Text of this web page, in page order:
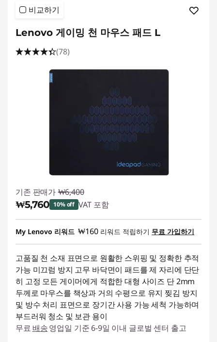
비교하기
Lenovo 게이밍 천 마우스 패드 L
(78)
기존 판매가 ₩6,400
₩5,760 10% off VAT 포함
즉시 할인: :-₩640
My Lenovo 리워드 ₩160 리워드 적립하기 무료 가입하기
고품질 천 소재 표면으로 원활한 스위핑 및 정확한 추적
가능 미끄럼 방지 고무 바닥면이 패드를 제 자리에 단단
히 고정 모든 게이머에게 적합한 대형 사이즈 단 2mm
두께로 마우스를 책상과 거의 수평으로 유지 찢김 방지
및 방수 처리 표면으로 장기간 사용 가능 세척 가능하며
부드러워 청소 및 보관 용이
무료 배송영업일 기준 6-9일 이내 글로벌 센터 출고